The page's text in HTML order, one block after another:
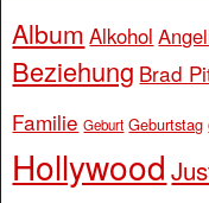
Album Alkohol
Beziehung Brad
Familie Geburt Geburtstag
Hollywood